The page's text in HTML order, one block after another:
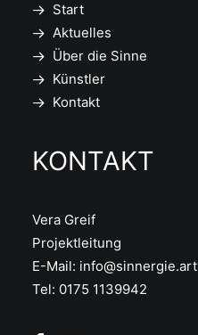
Start
Aktuelles
Über die Sinne
Künstler
Kontakt
KONTAKT
Vera Greif
Projektleitung
E-Mail: info@sinnergie.art
Tel: 0175 1139942